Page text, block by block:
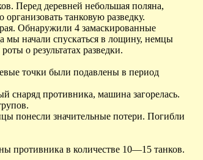
Перед деревней небольшая поляна,
танковую разведку.
Обнаружили 4 замаскированные
мы начали спускаться в лощину, немцы
о результатах разведки.
точки были подавлены в период
снаряд противника, машина загорелась.
понесли значительные потери. Погибли
противника в количестве 10—15 танков.